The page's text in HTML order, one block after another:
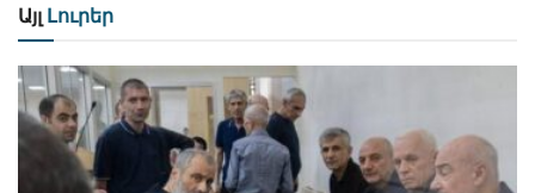
Այլ Լուրեր